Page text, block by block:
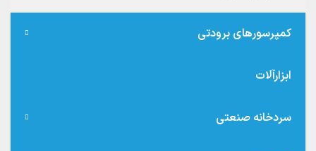
کمپرسورهای برودتی
ابزارآلات
سردخانه صنعتی